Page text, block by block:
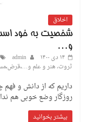
اخلاق
شخصیت به خود است
و…
۱۴ دی ۱۴۰۰
admin
ثروت، هنر و علم و…،قرض،
داریم که از دانش و فهم
روزگار وضع خوبی هم
بیشتر بخوانید